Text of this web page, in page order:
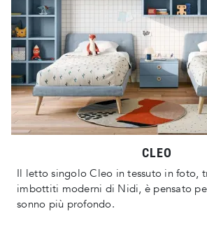
CLEO
Il letto singolo Cleo in tessuto in foto,
imbottiti moderni di Nidi, è pensato
sonno più profondo.